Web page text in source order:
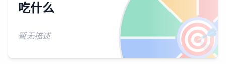
🎯
吃什么
暂无描述